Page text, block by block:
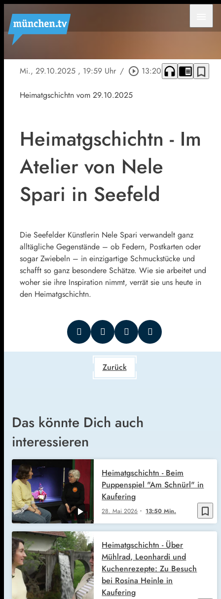
Mi., 29.10.2025 , 19:59 Uhr / play_circle_outline 13:20 headphones chrome_reader_mode bookmark_border
Heimatgschichtn vom 29.10.2025
Heimatgschichtn - Im
Atelier von Nele
Spari in Seefeld
Die Seefelder Künstlerin Nele Spari verwandelt ganz
alltägliche Gegenstände – ob Federn, Postkarten oder
sogar Zwiebeln – in einzigartige Schmuckstücke und
schafft so ganz besondere Schätze. Wie sie arbeitet und
woher sie ihre Inspiration nimmt, verrät sie uns heute in
den Heimatgschichtn.
Zurück
Das könnte Dich auch
interessieren
bookmark_border
28. Mai 2026 13:50 Min.
Heimatgschichtn - Beim
Puppenspiel "Am Schnürl" in
Kaufering
Heimatgschichtn - Über
Mühlrad, Leonhardi und
Kuchenrezepte: Zu Besuch
bei Rosina Heinle in
Kaufering